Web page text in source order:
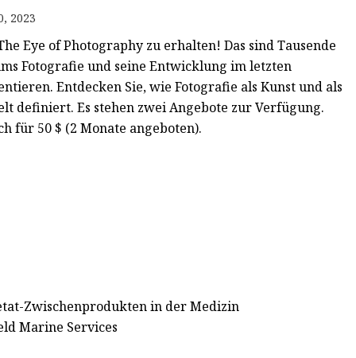
2023
Eye of Photography zu erhalten! Das sind Tausende
Fotografie und seine Entwicklung im letzten
Entdecken Sie, wie Fotografie als Kunst und als
definiert. Es stehen zwei Angebote zur Verfügung.
für 50 $ (2 Monate angeboten).
Zwischenprodukten in der Medizin
Marine Services